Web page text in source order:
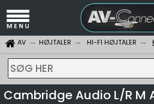
AV HØJTALER HI-FI HØJTALER
SØG HER
Cambridge Audio L/R M